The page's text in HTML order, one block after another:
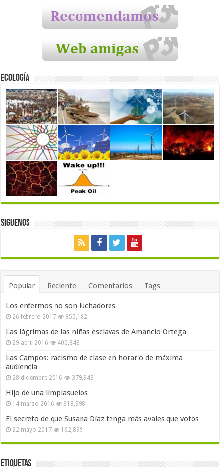
Ecología
Siguenos
Popular Reciente Comentarios Tags
Los enfermos no son luchadores
26 febrero 2017 855,182
Las lágrimas de las niñas esclavas de Amancio Ortega
29 abril 2016 400,848
Las Campos: racismo de clase en horario de máxima
audiencia
28 diciembre 2016 379,943
Hijo de una limpiasuelos
14 marzo 2016 318,998
El secreto de que Susana Díaz tenga más avales que votos
22 mayo 2017 162,899
Etiquetas